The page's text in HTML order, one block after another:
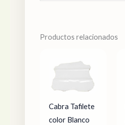
Productos relacionados
Cabra Tafilete
color Blanco